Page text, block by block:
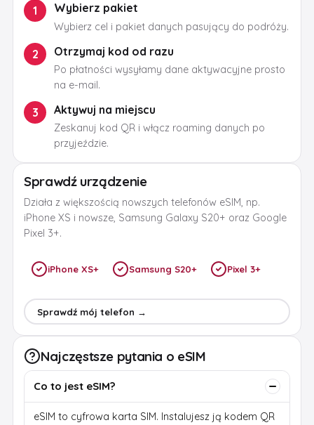
1 Wybierz pakiet
Wybierz cel i pakiet danych pasujący do podróży.
2 Otrzymaj kod od razu
Po płatności wysyłamy dane aktywacyjne prosto
na e-mail.
3 Aktywuj na miejscu
Zeskanuj kod QR i włącz roaming danych po
przyjeździe.
Sprawdź urządzenie
Działa z większością nowszych telefonów eSIM, np.
iPhone XS i nowsze, Samsung Galaxy S20+ oraz Google
Pixel 3+.
iPhone XS+ Samsung S20+ Pixel 3+
Sprawdź mój telefon →
Najczęstsze pytania o eSIM
Co to jest eSIM?
eSIM to cyfrowa karta SIM. Instalujesz ją kodem QR